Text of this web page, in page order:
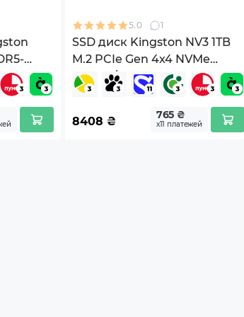
ALC1220 7.1-Channel
pin Main Power
PCIE Power
5.0 1
SSD диск Kingston NV3 1TB
M.2 PCIe Gen 4x4 NVMe
(SNV3S/1000G)
8408 ₴ 765 ₴
х11 платежей